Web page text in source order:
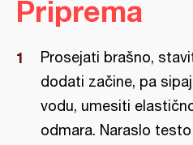
Priprema
Prosejati brašno,
dodati začine, pa
vodu, umesiti
odmara. Naraslo